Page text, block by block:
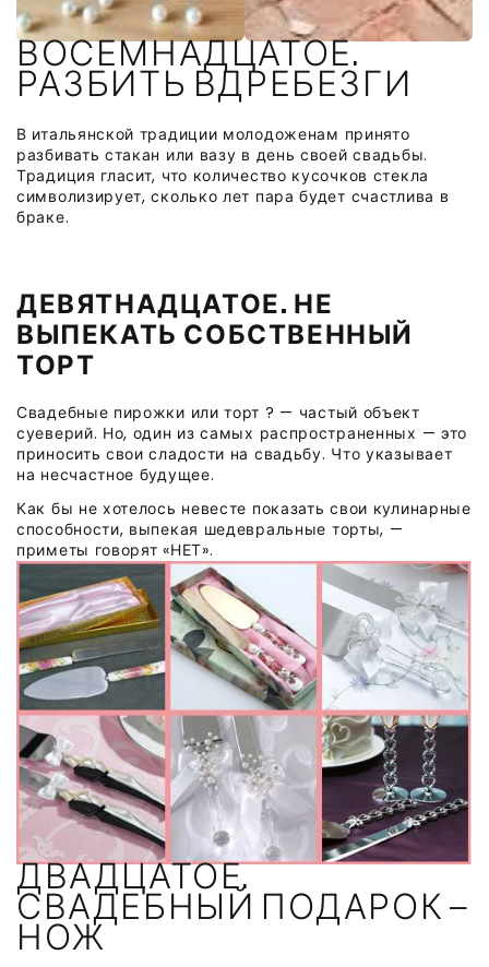
ВОСЕМНАДЦАТОЕ.
РАЗБИТЬ ВДРЕБЕЗГИ
В итальянской традиции молодоженам принято
разбивать стакан или вазу в день своей свадьбы.
Традиция гласит, что количество кусочков стекла
символизирует, сколько лет пара будет счастлива в
браке.
ДЕВЯТНАДЦАТОЕ. НЕ
ВЫПЕКАТЬ СОБСТВЕННЫЙ
ТОРТ
Свадебные пирожки или торт ? — частый объект
суеверий. Но, один из самых распространенных — это
приносить свои сладости на свадьбу. Что указывает
на несчастное будущее.
Как бы не хотелось невесте показать свои кулинарные
способности, выпекая шедевральные торты, —
приметы говорят «НЕТ».
ДВАДЦАТОЕ.
СВАДЕБНЫЙ ПОДАРОК —
НОЖ